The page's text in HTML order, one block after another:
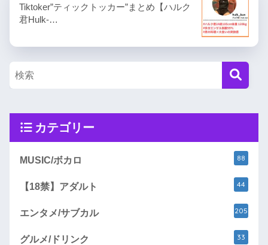
Tiktoker”ティックトッカー”まとめ【ハルク
君Hulk-…
カテゴリー
MUSIC/ボカロ 88
【18禁】アダルト 44
エンタメ/サブカル 205
グルメ/ドリンク 33